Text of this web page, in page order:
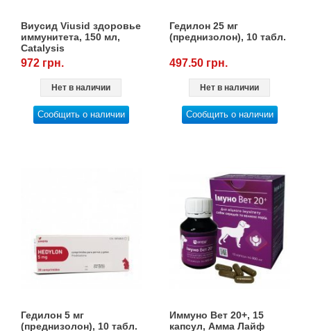
Виусид Viusid здоровье
иммунитета, 150 мл,
Catalysis
972 грн.
Нет в наличии
Сообщить о наличии
Гедилон 25 мг
(преднизолон), 10 табл.
497.50 грн.
Нет в наличии
Сообщить о наличии
Гедилон 5 мг
(преднизолон), 10 табл.
Иммуно Вет 20+, 15
капсул, Амма Лайф